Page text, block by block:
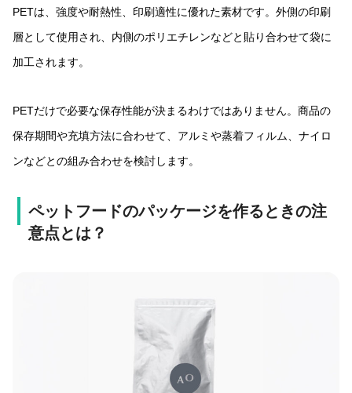
PETは、強度や耐熱性、印刷適性に優れた素材です。外側の印刷
層として使用され、内側のポリエチレンなどと貼り合わせて袋に
加工されます。
PETだけで必要な保存性能が決まるわけではありません。商品の
保存期間や充填方法に合わせて、アルミや蒸着フィルム、ナイロ
ンなどとの組み合わせを検討します。
ペットフードのパッケージを作るときの注
意点とは？